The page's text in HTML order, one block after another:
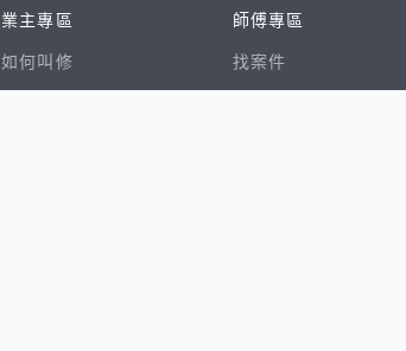
業主專區
如何叫修
師傅專區
找案件